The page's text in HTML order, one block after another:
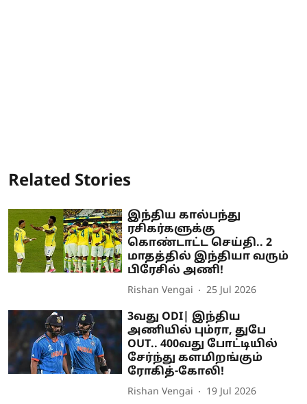
Related Stories
இந்திய கால்பந்து
ரசிகர்களுக்கு
கொண்டாட்ட செய்தி.. 2
மாதத்தில் இந்தியா வரும்
பிரேசில் அணி!
Rishan Vengai 25 Jul 2026
3வது ODI| இந்திய
அணியில் பும்ரா, துபே
OUT.. 400வது போட்டியில்
சேர்ந்து களமிறங்கும்
ரோகித்-கோலி!
Rishan Vengai 19 Jul 2026